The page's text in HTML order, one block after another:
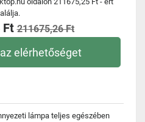
Ft211675,26 Ft
elérhetőséget
lámpa teljes egészében